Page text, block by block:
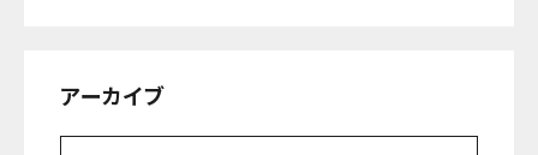
アーカイブ